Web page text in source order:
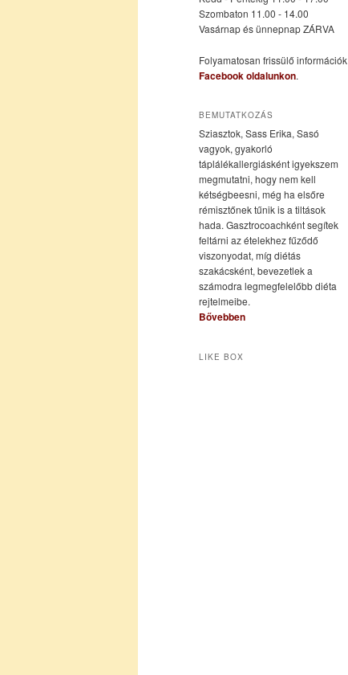
tartalomra
tartalomra
Szombaton 11.00 - 14.00
Vasárnap és ünnepnap ZÁRVA
Folyamatosan frissülő információk
Facebook oldalunkon.
BEMUTATKOZÁS
Sziasztok, Sass Erika, Sasó
vagyok, gyakorló
táplálékallergiásként igyekszem
megmutatni, hogy nem kell
kétségbeesni, még ha elsőre
rémisztőnek tűnik is a tiltások
hada. Gasztrocoachként segítek
feltárni az ételekhez fűződő
viszonyodat, míg diétás
szakácsként, bevezetlek a
számodra legmegfelelőbb diéta
rejtelmeibe.
Bővebben
LIKE BOX